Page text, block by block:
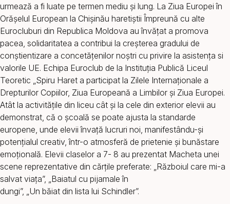
urmează a fi luate pe termen mediu și lung. La Ziua Europei în
Orășelul European la Chișinău haretiștii Împreună cu alte
Eurocluburi din Republica Moldova au învățat a promova
pacea, solidaritatea a contribui la creșterea gradului de
conștientizare a concetățenilor noștri cu privire la asistența si
valorile UE. Echipa Euroclub de la Instituţia Publică Liceul
Teoretic „Spiru Haret a participat la Zilele Internaționale a
Drepturilor Copiilor, Ziua Europeană a Limbilor și Ziua Europei.
Atât la activitățile din liceu cât și la cele din exterior elevii au
demonstrat, că o școală se poate ajusta la standarde
europene, unde elevii învață lucruri noi, manifestându-și
potențialul creativ, într-o atmosferă de prietenie și bunăstare
emoțională. Elevii claselor a 7- 8 au prezentat Macheta unei
scene reprezentative din cărțile preferate: „Războiul care mi-a
salvat viața”, „Baiatul cu pijamale în
dungi”, „Un băiat din lista lui Schindler”.